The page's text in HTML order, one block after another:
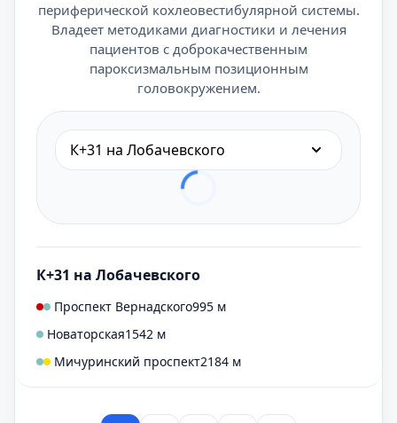
периферической кохлеовестибулярной системы.
Владеет методиками диагностики и лечения
пациентов с доброкачественным
пароксизмальным позиционным
головокружением.
К+31 на Лобачевского
К+31 на Лобачевского
Проспект Вернадского995 м
Новаторская1542 м
Мичуринский проспект2184 м